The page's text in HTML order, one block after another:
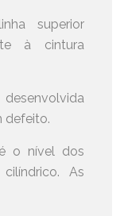
superior
à cintura
defeito.
o nível dos
As